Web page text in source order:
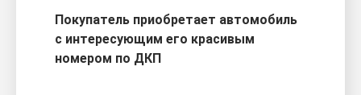
Покупатель приобретает автомобиль
с интересующим его красивым
номером по ДКП